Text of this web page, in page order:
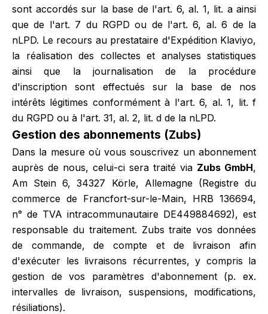
sont accordés sur la base de l'art. 6, al. 1, lit. a ainsi
que de l'art. 7 du RGPD ou de l'art. 6, al. 6 de la
nLPD. Le recours au prestataire d'Expédition Klaviyo,
la réalisation des collectes et analyses statistiques
ainsi que la journalisation de la procédure
d'inscription sont effectués sur la base de nos
intérêts légitimes conformément à l'art. 6, al. 1, lit. f
du RGPD ou à l'art. 31, al. 2, lit. d de la nLPD.
Gestion des abonnements (Zubs)
Dans la mesure où vous souscrivez un abonnement
auprès de nous, celui-ci sera traité via Zubs GmbH,
Am Stein 6, 34327 Körle, Allemagne (Registre du
commerce de Francfort-sur-le-Main, HRB 136694,
n° de TVA intracommunautaire DE449884692), est
responsable du traitement. Zubs traite vos données
de commande, de compte et de livraison afin
d'exécuter les livraisons récurrentes, y compris la
gestion de vos paramètres d'abonnement (p. ex.
intervalles de livraison, suspensions, modifications,
résiliations).